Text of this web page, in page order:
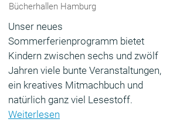
Bücherhallen Hamburg
Unser neues
Sommerferienprogramm bietet
Kindern zwischen sechs und zwölf
Jahren viele bunte Veranstaltungen,
ein kreatives Mitmachbuch und
natürlich ganz viel Lesestoff.
Weiterlesen